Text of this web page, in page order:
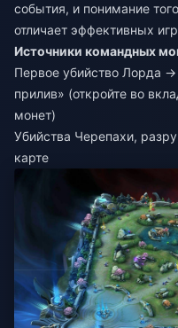
события, и понимание
отличает эффективных
Источники командных
Первое убийство Лорда
прилив» (откройте во
монет)
Убийства Черепахи,
карте